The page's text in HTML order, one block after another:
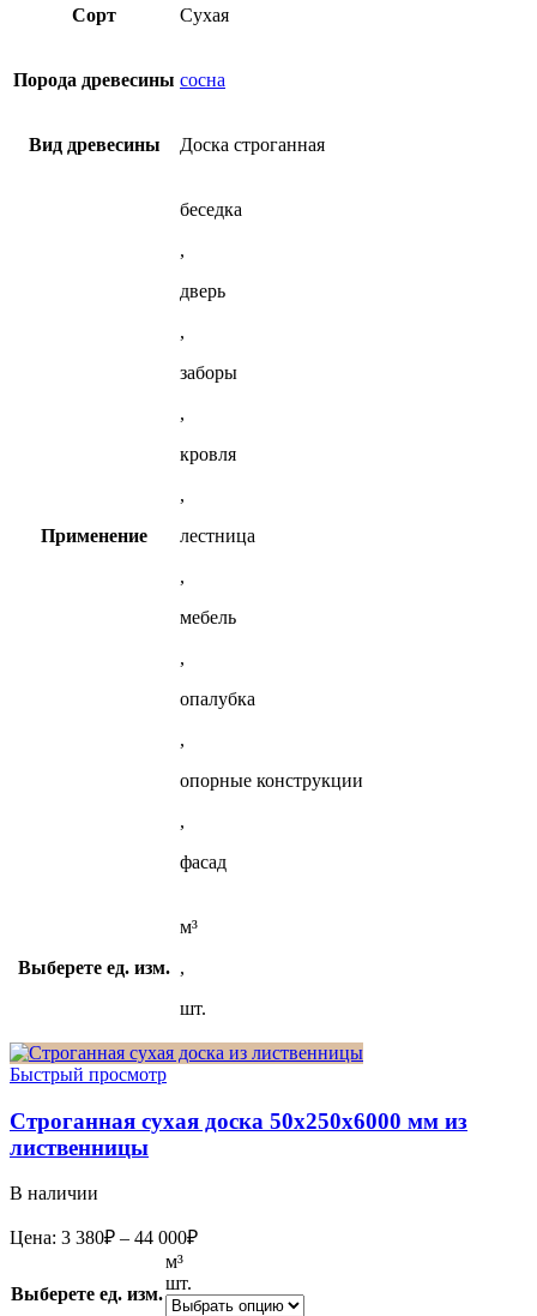
Опции
на
Сорт Сухая
Порода древесины сосна
Вид древесины Доска строганная
Применение
беседка
,
дверь
,
заборы
,
кровля
,
лестница
,
мебель
,
опалубка
,
опорные конструкции
,
фасад
Выберете ед. изм.
м³
,
шт.
Быстрый просмотр
Строганная сухая доска 50x250x6000 мм из
лиственницы
В наличии
Цена: 3 380₽ – 44 000₽Диапазон
380₽
Выберете ед. изм.
м³
шт.